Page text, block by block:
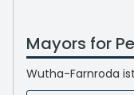
Mayors for
Wutha-Farnroda